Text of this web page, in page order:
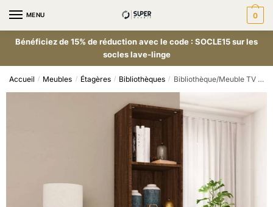
MENU 0
Bénéficiez de 15% de réduction avec le code : SOCLE15 sur les
socles lave-linge
Accueil / Meubles / Étagères / Bibliothèques / Bibliothèque/Meuble TV Chêne marron 36x30x143 cm